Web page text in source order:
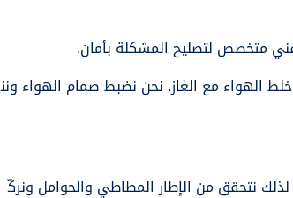
الهواء مع الغاز. نحن نضبط صمام الهواء ونن
نتحقق من الإطار المطاطي والحوامل ونركّ